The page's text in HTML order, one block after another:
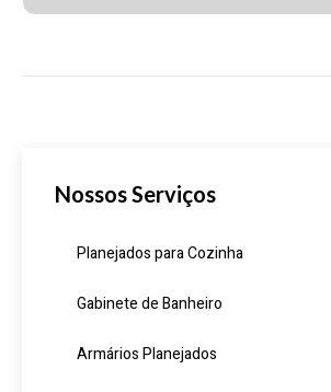
Nossos Serviços
Planejados para Cozinha
Gabinete de Banheiro
Armários Planejados